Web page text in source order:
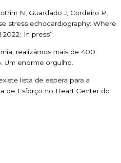
N, Guardado J, Cordeiro P,
stress echocardiography: Where
In press”
realizámos mais de 400
Um enorme orgulho.
lista de espera para a
de Esforço no Heart Center do